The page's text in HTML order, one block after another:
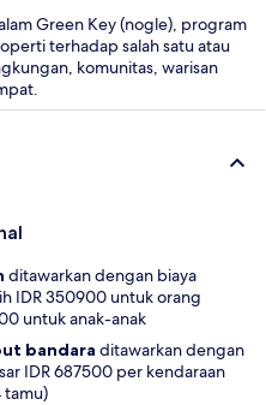
Green Key (nogle), program
terhadap salah satu atau
komunitas, warisan
ditawarkan dengan biaya
IDR 350900 untuk orang
untuk anak-anak
bandara ditawarkan dengan
IDR 687500 per kendaraan
tamu)